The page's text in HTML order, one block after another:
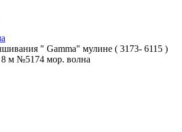
" Gamma" мулине ( 3173- 6115 )
8 м №5174 мор. волна